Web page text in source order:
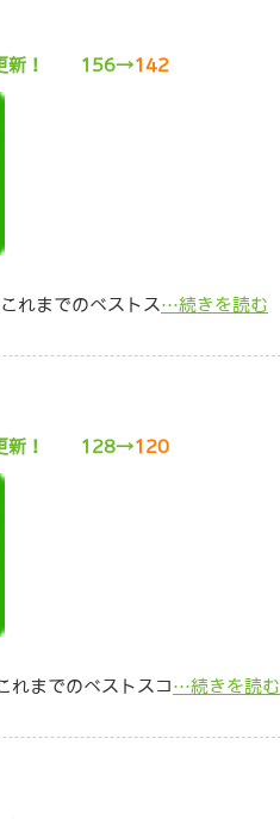
更新！
156→142
れまでのベストス …続きを読む
更新！
128→120
までのベストスコ …続きを読む